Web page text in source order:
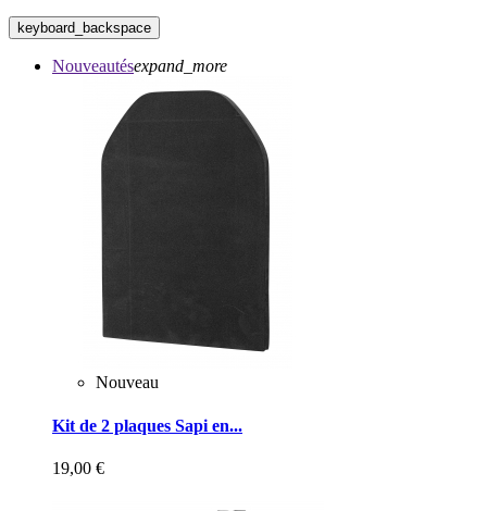
keyboard_backspace
Nouveautésexpand_more
Nouveau
Kit de 2 plaques Sapi en...
19,00 €